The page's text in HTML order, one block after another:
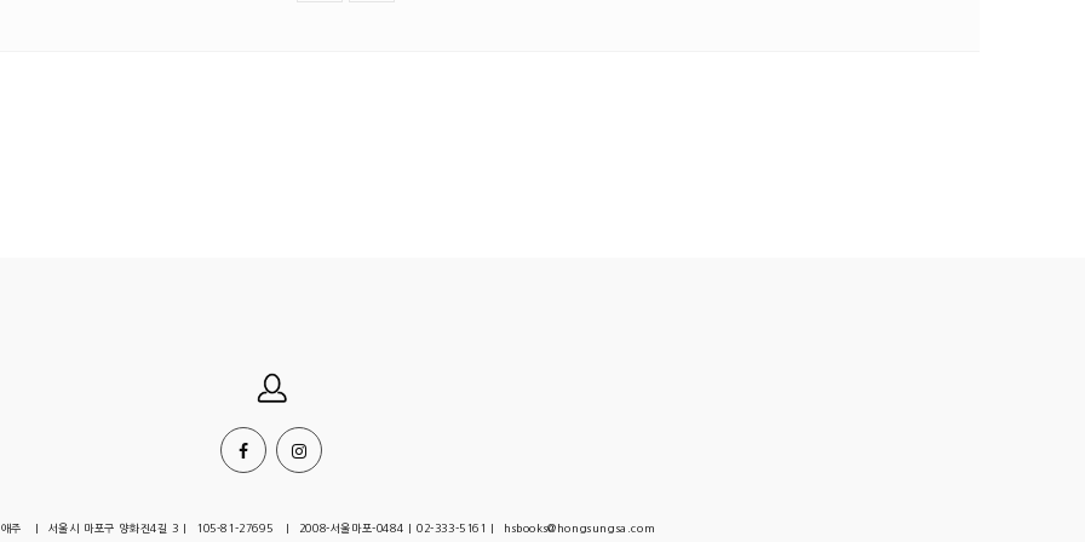
주 | 서울시 마포구 양화진4길 3 | 105-81-27695 | 2008-서울마포-0484 | 02-333-5161 | hsbooks@hongsungsa.com